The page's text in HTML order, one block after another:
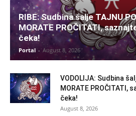
RIBE: Sudbina šalje TAJNU
MORATE PROČITATI,
čeka!
Portal - August 8, 2026
VODOLIJA: Sudbina
MORATE PROČITATI,
čeka!
August 8, 2026